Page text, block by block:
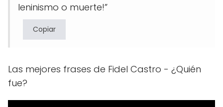
leninismo o muerte!”
Copiar
Las mejores frases de Fidel Castro - ¿Quién
fue?